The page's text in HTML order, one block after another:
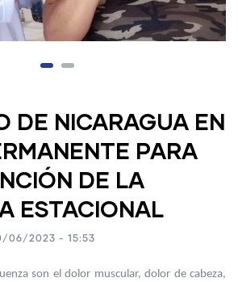
DE NICARAGUA EN
PARA
DE LA
ESTACIONAL
06/2023 - 15:53
son el dolor muscular, dolor de cabeza,